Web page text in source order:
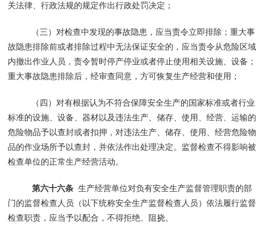
关法律、行政法规的规定作出行政处罚决定；
（三）对检查中发现的事故隐患，应当责令立即排除；重大事
故隐患排除前或者排除过程中无法保证安全的，应当责令从危险区域
内撤出作业人员，责令暂时停产停业或者停止使用相关设施、设备；
重大事故隐患排除后，经审查同意，方可恢复生产经营和使用；
（四）对有根据认为不符合保障安全生产的国家标准或者行业
标准的设施、设备、器材以及违法生产、储存、使用、经营、运输的
危险物品予以查封或者扣押，对违法生产、储存、使用、经营危险物
品的作业场所予以查封，并依法作出处理决定。监督检查不得影响被
检查单位的正常生产经营活动。
第六十六条生产经营单位对负有安全生产监督管理职责的部
门的监督检查人员（以下统称安全生产监督检查人员）依法履行监督
检查职责，应当予以配合，不得拒绝、阻挠。